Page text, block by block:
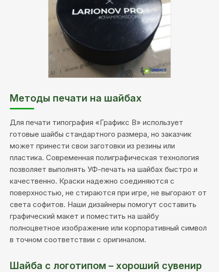
Тип
печати:
УФ печать
Методы печати на шайбах
Для печати типография «Графикс В» использует
готовые шайбы стандартного размера, но заказчик
может принести свои заготовки из резины или
пластика. Современная полиграфическая технология
позволяет выполнять УФ-печать на шайбах быстро и
качественно. Краски надежно соединяются с
поверхностью, не стираются при игре, не выгорают от
света софитов. Наши дизайнеры помогут составить
графический макет и поместить на шайбу
полноцветное изображение или корпоративный символ
в точном соответствии с оригиналом.
Шайба с логотипом – хороший сувенир